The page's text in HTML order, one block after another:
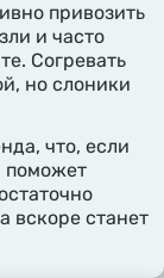
привозить
и часто
Согревать
но слоники
что, если
поможет
вскоре станет